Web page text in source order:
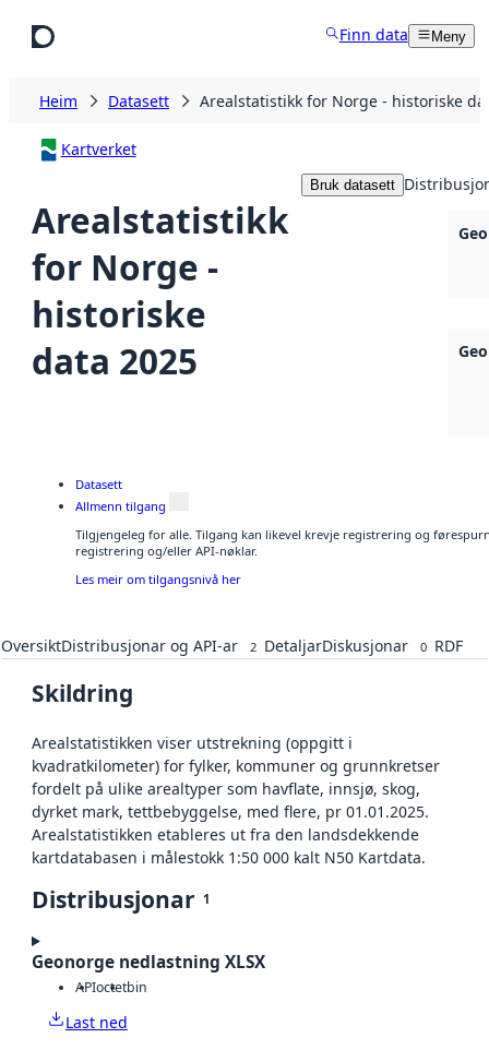
Finn data Meny
Heim Datasett Arealstatistikk for Norge - historiske
Kartverket
Arealstatistikk
for Norge -
historiske
data 2025
Bruk datasett
Datasett
Allmenn tilgang
Tilgjengeleg for alle. Tilgang kan likevel krevje registrering og
registrering og/eller API-nøklar.
Les meir om tilgangsnivå her
OversiktDistribusjonar og API-ar 2 DetaljarDiskusjonar 0 RDF
Skildring
Arealstatistikken viser utstrekning (oppgitt i
kvadratkilometer) for fylker, kommuner og grunnkretser
fordelt på ulike arealtyper som havflate, innsjø, skog,
dyrket mark, tettbebyggelse, med flere, pr 01.01.2025.
Arealstatistikken etableres ut fra den landsdekkende
kartdatabasen i målestokk 1:50 000 kalt N50 Kartdata.
Distribusjonar 1
Geonorge nedlastning XLSX
APIoctetbin
Last ned